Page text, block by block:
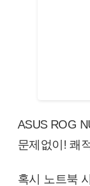
ASUS ROG
문제없이! 쾌
혹시 노트북